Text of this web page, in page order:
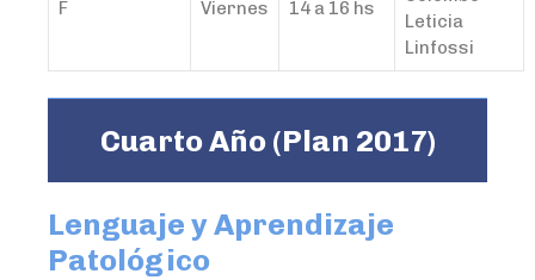
F Viernes 14 a 16 hs
Leticia
Linfossi
Cuarto Año (Plan 2017)
Lenguaje y Aprendizaje
Patológico